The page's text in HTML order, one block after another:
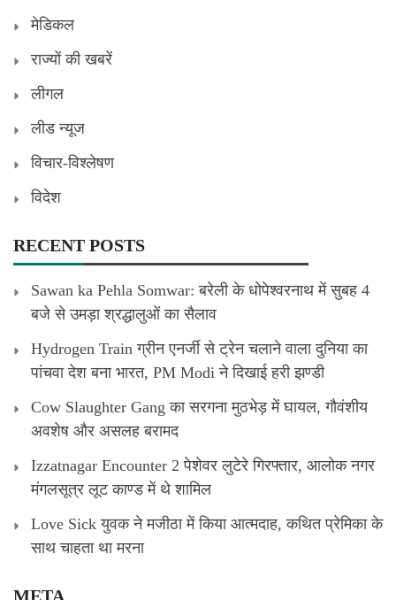
मेडिकल
राज्यों की खबरें
लीगल
लीड न्यूज
विचार-विश्लेषण
विदेश
RECENT POSTS
Sawan ka Pehla Somwar: बरेली के धोपेश्वरनाथ में सुबह 4
बजे से उमड़ा श्रद्धालुओं का सैलाव
Hydrogen Train ग्रीन एनर्जी से ट्रेन चलाने वाला दुनिया का
पांचवा देश बना भारत, PM Modi ने दिखाई हरी झण्डी
Cow Slaughter Gang का सरगना मुठभेड़ में घायल, गौवंशीय
अवशेष और असलह बरामद
Izzatnagar Encounter 2 पेशेवर लुटेरे गिरफ्तार, आलोक नगर
मंगलसूत्र लूट काण्‍ड में थे शामिल
Love Sick युवक ने मजीठा में किया आत्मदाह, कथित प्रेमिका के
साथ चाहता था मरना
META